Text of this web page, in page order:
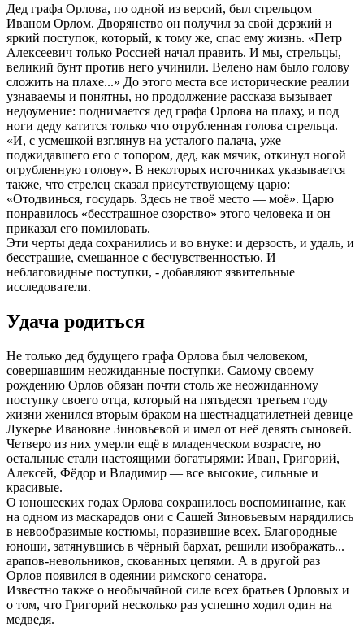
Дед графа Орлова, по одной из версий, был стрельцом
Иваном Орлом. Дворянство он получил за свой дерзкий и
яркий поступок, который, к тому же, спас ему жизнь. «Петр
Алексеевич только Россией начал править. И мы, стрельцы,
великий бунт против него учинили. Велено нам было голову
сложить на плахе...» До этого места все исторические реалии
узнаваемы и понятны, но продолжение рассказа вызывает
недоумение: поднимается дед графа Орлова на плаху, и под
ноги деду катится только что отрубленная голова стрельца.
«И, с усмешкой взглянув на усталого палача, уже
поджидавшего его с топором, дед, как мячик, откинул ногой
огрубленную голову». В некоторых источниках указывается
также, что стрелец сказал присутствующему царю:
«Отодвинься, государь. Здесь не твоё место — моё». Царю
понравилось «бесстрашное озорство» этого человека и он
приказал его помиловать.
Эти черты деда сохранились и во внуке: и дерзость, и удаль, и
бесстрашие, смешанное с бесчувственностью. И
неблаговидные поступки, - добавляют язвительные
исследователи.
Удача родиться
Не только дед будущего графа Орлова был человеком,
совершавшим неожиданные поступки. Самому своему
рождению Орлов обязан почти столь же неожиданному
поступку своего отца, который на пятьдесят третьем году
жизни женился вторым браком на шестнадцатилетней девице
Лукерье Ивановне Зиновьевой и имел от неё девять сыновей.
Четверо из них умерли ещё в младенческом возрасте, но
остальные стали настоящими богатырями: Иван, Григорий,
Алексей, Фёдор и Владимир — все высокие, сильные и
красивые.
О юношеских годах Орлова сохранилось воспоминание, как
на одном из маскарадов они с Сашей Зиновьевым нарядились
в невообразимые костюмы, поразившие всех. Благородные
юноши, затянувшись в чёрный бархат, решили изображать...
арапов-невольников, скованных цепями. А в другой раз
Орлов появился в одеянии римского сенатора.
Известно также о необычайной силе всех братьев Орловых и
о том, что Григорий несколько раз успешно ходил один на
медведя.